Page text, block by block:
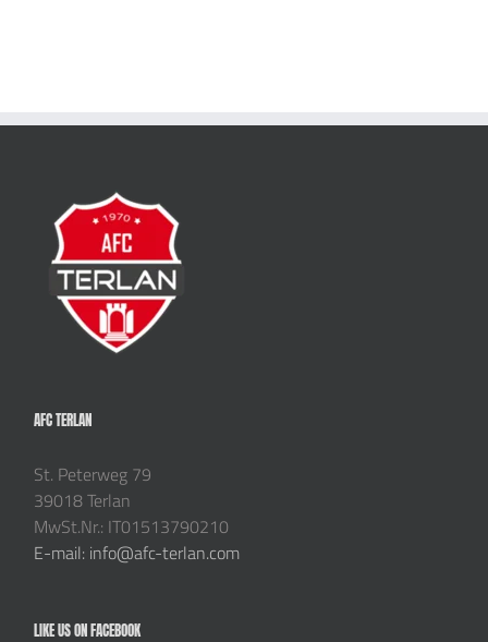
AFC TERLAN
St. Peterweg 79
39018 Terlan
MwSt.Nr.: IT01513790210
E-mail: info@afc-terlan.com
LIKE US ON FACEBOOK